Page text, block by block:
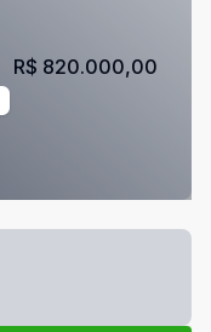
R$ 820.000,00